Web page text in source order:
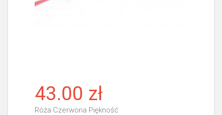
43.00 zł
Róża Czerwona Piękność